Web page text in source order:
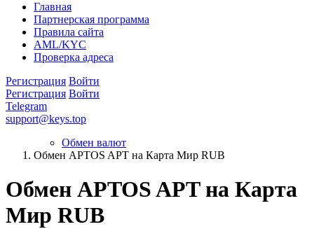
Главная
Партнерская программа
Правила сайта
AML/KYC
Проверка адреса
Регистрация Войти
Регистрация Войти
Telegram
support@keys.top
Обмен валют
Обмен APTOS APT на Карта Мир RUB
Обмен APTOS APT на Карта
Мир RUB